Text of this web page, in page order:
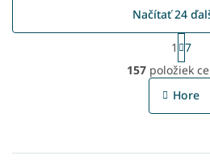
O
v
l
c
Načítať 24
S
t
r
á
n
a
1
7
157 položiek
Hore